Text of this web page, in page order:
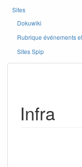
Sites
Dokuwiki
Rubrique événements
Sites Spip
Infra